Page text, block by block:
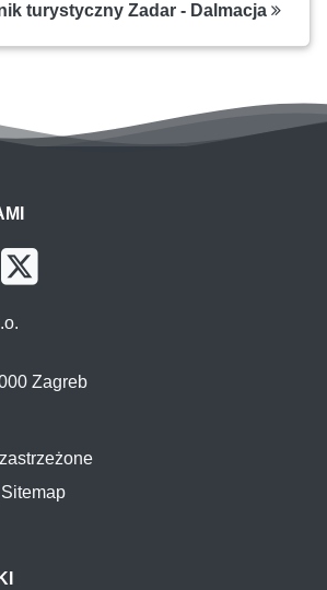
turystyczny Zadar - Dalmacja
Zagreb
Sitemap